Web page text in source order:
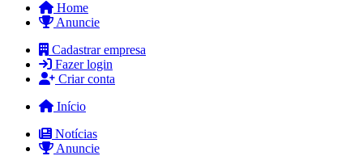
Home
Anuncie
Cadastrar empresa
Fazer login
Criar conta
Início
Notícias
Anuncie